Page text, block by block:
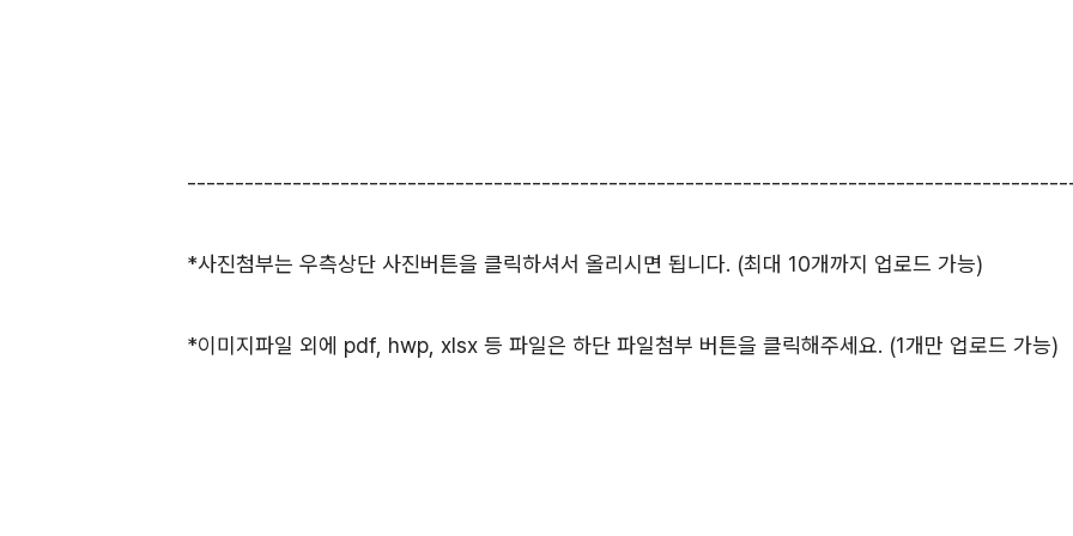
*사진첨부는 우측상단 사진버튼을 클릭하셔서 올리시면 됩니다. (최대 10개까지 업로드 가능)
*이미지파일 외에 pdf, hwp, xlsx 등 파일은 하단 파일첨부 버튼을 클릭해주세요. (1개만 업로드 가능)